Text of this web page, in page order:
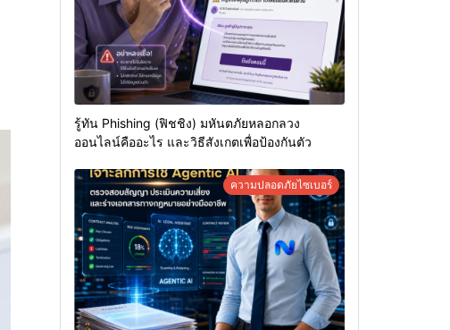
รู้ทัน Phishing (ฟิชชิง) มหันตภัยหลอกลวง
ออนไลน์คืออะไร และวิธีสังเกตเพื่อป้องกันตัว
ความปลอดภัยไซเบอร์